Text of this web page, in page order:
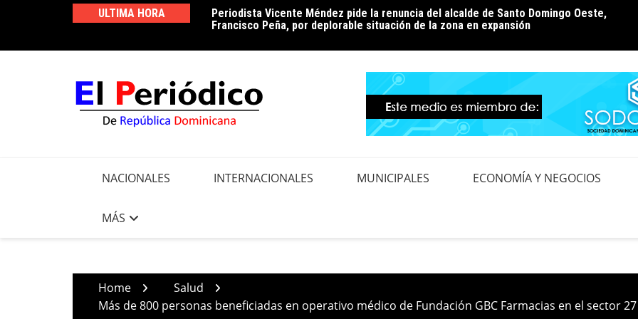
ULTIMA HORA
Periodista Vicente Méndez pide la renuncia del alcalde de Santo Domingo Oeste,
Francisco Peña, por deplorable situación de la zona en expansión
Luz 24 horas o reducción de pérdidas: la conversación que el país aún tiene
pendiente
NACIONALES INTERNACIONALES MUNICIPALES ECONOMÍA Y NEGOCIOS
MÁS
Home
Salud
Más de 800 personas beneficiadas en operativo médico de Fundación GBC Farmacias en el sector